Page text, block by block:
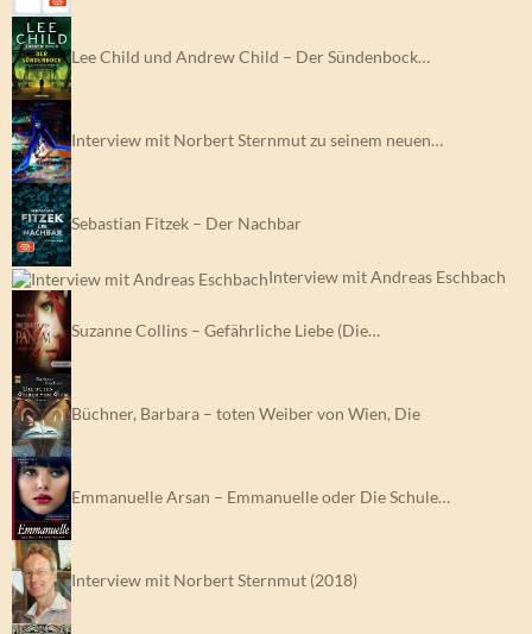
Lee Child und Andrew Child – Der Sündenbock…
Interview mit Norbert Sternmut zu seinem neuen…
Sebastian Fitzek – Der Nachbar
Interview mit Andreas Eschbach
Suzanne Collins – Gefährliche Liebe (Die…
Büchner, Barbara – toten Weiber von Wien, Die
Emmanuelle Arsan – Emmanuelle oder Die Schule…
Interview mit Norbert Sternmut (2018)